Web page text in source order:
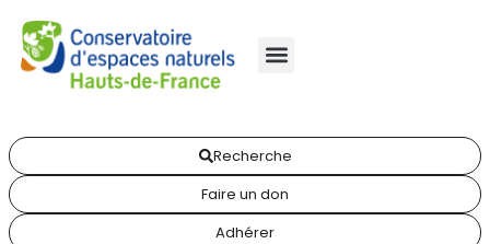
Recherche
Faire un don
Adhérer